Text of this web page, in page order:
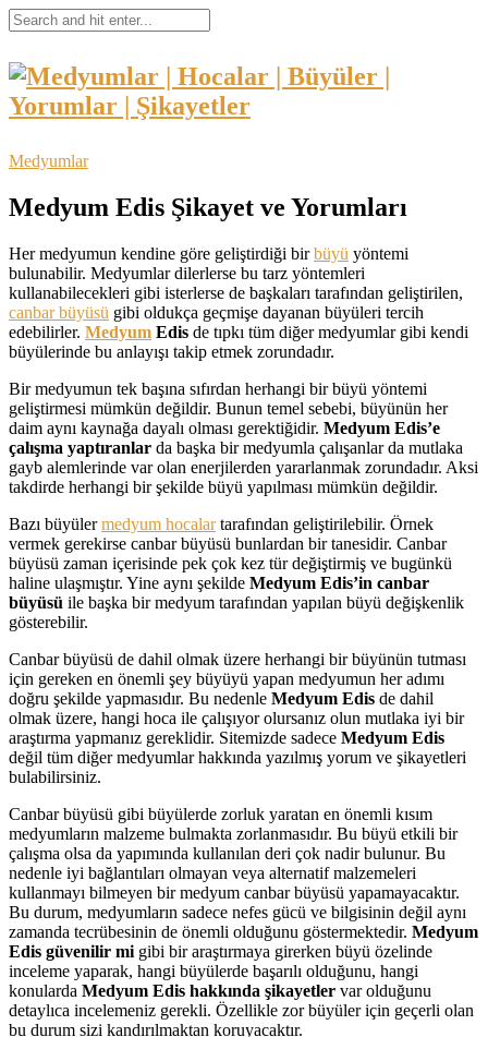
Medyumlar
Medyum Edis Şikayet ve Yorumları
Her medyumun kendine göre geliştirdiği birbüyü yöntemi
bulunabilir. Medyumlar dilerlerse bu tarz yöntemleri
kullanabilecekleri gibi isterlerse de başkaları tarafından geliştirilen,
canbar büyüsü gibi oldukça geçmişe dayanan büyüleri tercih
edebilirler. Medyum Edis de tıpkı tüm diğer medyumlar gibi kendi
büyülerinde bu anlayışı takip etmek zorundadır.
Bir medyumun tek başına sıfırdan herhangi bir büyü yöntemi
geliştirmesi mümkün değildir. Bunun temel sebebi, büyünün her
daim aynı kaynağa dayalı olması gerektiğidir. Medyum Edis’e
çalışma yaptıranlar da başka bir medyumla çalışanlar da mutlaka
gayb alemlerinde var olan enerjilerden yararlanmak zorundadır. Aksi
takdirde herhangi bir şekilde büyü yapılması mümkün değildir.
Bazı büyülermedyum hocalartarafından geliştirilebilir. Örnek
vermek gerekirse canbar büyüsü bunlardan bir tanesidir. Canbar
büyüsü zaman içerisinde pek çok kez tür değiştirmiş ve bugünkü
haline ulaşmıştır. Yine aynı şekilde Medyum Edis’in canbar
büyüsü ile başka bir medyum tarafından yapılan büyü değişkenlik
gösterebilir.
Canbar büyüsü de dahil olmak üzere herhangi bir büyünün tutması
için gereken en önemli şey büyüyü yapan medyumun her adımı
doğru şekilde yapmasıdır. Bu nedenle Medyum Edis de dahil
olmak üzere, hangi hoca ile çalışıyor olursanız olun mutlaka iyi bir
araştırma yapmanız gereklidir. Sitemizde sadece Medyum Edis
değil tüm diğer medyumlar hakkında yazılmış yorum ve şikayetleri
bulabilirsiniz.
Canbar büyüsü gibi büyülerde zorluk yaratan en önemli kısım
medyumların malzeme bulmakta zorlanmasıdır. Bu büyü etkili bir
çalışma olsa da yapımında kullanılan deri çok nadir bulunur. Bu
nedenle iyi bağlantıları olmayan veya alternatif malzemeleri
kullanmayı bilmeyen bir medyum canbar büyüsü yapamayacaktır.
Bu durum, medyumların sadece nefes gücü ve bilgisinin değil aynı
zamanda tecrübesinin de önemli olduğunu göstermektedir. Medyum
Edis güvenilir mi gibi bir araştırmaya girerken büyü özelinde
inceleme yaparak, hangi büyülerde başarılı olduğunu, hangi
konularda Medyum Edis hakkında şikayetler var olduğunu
detaylıca incelemeniz gerekli. Özellikle zor büyüler için geçerli olan
bu durum sizi kandırılmaktan koruyacaktır.